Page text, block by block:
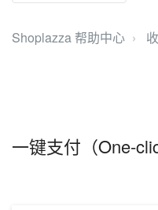
Shoplazza 帮助中心
一键支付（One-